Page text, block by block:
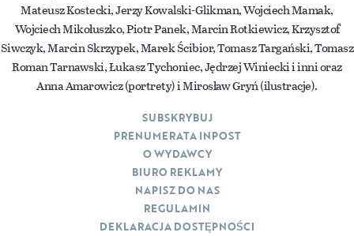
Mateusz Kostecki, Jerzy Kowalski-Glikman, Wojciech Mamak,
Wojciech Mikołuszko, Piotr Panek, Marcin Rotkiewicz, Krzysztof
Siwczyk, Marcin Skrzypek, Marek Ścibior, Tomasz Targański, Tomasz
Roman Tarnawski, Łukasz Tychoniec, Jędrzej Winiecki i inni oraz
Anna Amarowicz (portrety) i Mirosław Gryń (ilustracje).
SUBSKRYBUJ
PRENUMERATA INPOST
O WYDAWCY
BIURO REKLAMY
NAPISZ DO NAS
REGULAMIN
DEKLARACJA DOSTĘPNOŚCI